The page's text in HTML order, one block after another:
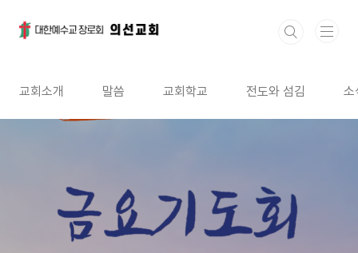
교회소개 말씀 교회학교 전도와 섬김 소